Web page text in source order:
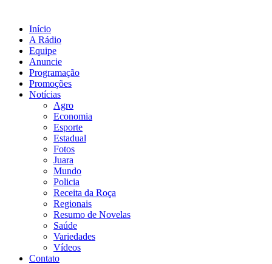
Início
A Rádio
Equipe
Anuncie
Programação
Promoções
Notícias
Agro
Economia
Esporte
Estadual
Fotos
Juara
Mundo
Policia
Receita da Roça
Regionais
Resumo de Novelas
Saúde
Variedades
Vídeos
Contato